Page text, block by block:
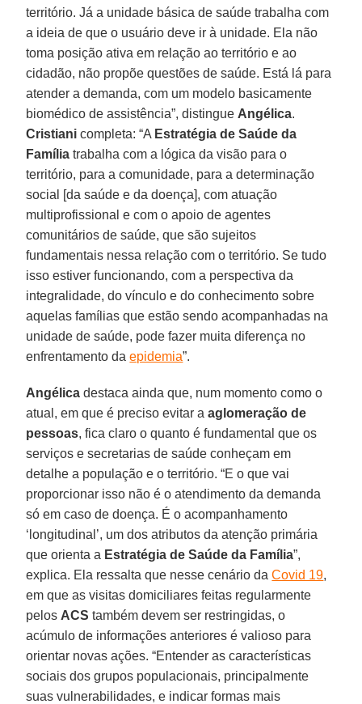
território. Já a unidade básica de saúde trabalha com
a ideia de que o usuário deve ir à unidade. Ela não
toma posição ativa em relação ao território e ao
cidadão, não propõe questões de saúde. Está lá para
atender a demanda, com um modelo basicamente
biomédico de assistência”, distingue Angélica.
Cristiani completa: “A Estratégia de Saúde da
Família trabalha com a lógica da visão para o
território, para a comunidade, para a determinação
social [da saúde e da doença], com atuação
multiprofissional e com o apoio de agentes
comunitários de saúde, que são sujeitos
fundamentais nessa relação com o território. Se tudo
isso estiver funcionando, com a perspectiva da
integralidade, do vínculo e do conhecimento sobre
aquelas famílias que estão sendo acompanhadas na
unidade de saúde, pode fazer muita diferença no
enfrentamento daepidemia”.
Angélica destaca ainda que, num momento como o
atual, em que é preciso evitar aaglomeração de
pessoas, fica claro o quanto é fundamental que os
serviços e secretarias de saúde conheçam em
detalhe a população e o território. “E o que vai
proporcionar isso não é o atendimento da demanda
só em caso de doença. É o acompanhamento
‘longitudinal’, um dos atributos da atenção primária
que orienta a Estratégia de Saúde da Família”,
explica. Ela ressalta que nesse cenário daCovid 19,
em que as visitas domiciliares feitas regularmente
pelos ACS também devem ser restringidas, o
acúmulo de informações anteriores é valioso para
orientar novas ações. “Entender as características
sociais dos grupos populacionais, principalmente
suas vulnerabilidades, e indicar formas mais